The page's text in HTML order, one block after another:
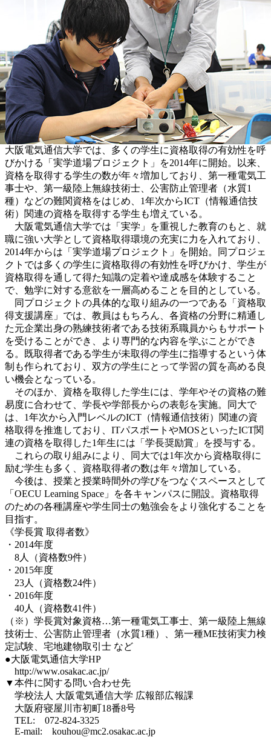
大阪電気通信大学では、多くの学生に資格取得の有効性を呼
びかける「実学道場プロジェクト」を2014年に開始。以来、
資格を取得する学生の数が年々増加しており、第一種電気工
事士や、第一級陸上無線技術士、公害防止管理者（水質1
種）などの難関資格をはじめ、1年次からICT（情報通信技
術）関連の資格を取得する学生も増えている。
大阪電気通信大学では「実学」を重視した教育のもと、就
職に強い大学として資格取得環境の充実に力を入れており、
2014年からは「実学道場プロジェクト」を開始。同プロジェ
クトでは多くの学生に資格取得の有効性を呼びかけ、学生が
資格取得を通して得た知識の定着や達成感を体験すること
で、勉学に対する意欲を一層高めることを目的としている。
同プロジェクトの具体的な取り組みの一つである「資格取
得支援講座」では、教員はもちろん、各資格の分野に精通し
た元企業出身の熟練技術者である技術系職員からもサポート
を受けることができ、より専門的な内容を学ぶことができ
る。既取得者である学生が未取得の学生に指導するという体
制も作られており、双方の学生にとって学習の質を高める良
い機会となっている。
そのほか、資格を取得した学生には、学年やその資格の難
易度に合わせて、学長や学部長からの表彰を実施。同大で
は、1年次から入門レベルのICT（情報通信技術）関連の資
格取得を推進しており、ITパスポートやMOSといったICT関
連の資格を取得した1年生には「学長奨励賞」を授与する。
これらの取り組みにより、同大では1年次から資格取得に
励む学生も多く、資格取得者の数は年々増加している。
今後は、授業と授業時間外の学びをつなぐスペースとして
「OECU Learning Space」を各キャンパスに開設。資格取得
のための各種講座や学生同士の勉強会をより強化することを
目指す。
《学長賞 取得者数》
・2014年度
8人（資格数9件）
・2015年度
23人（資格数24件）
・2016年度
40人（資格数41件）
（※）学長賞対象資格…第一種電気工事士、第一級陸上無線
技術士、公害防止管理者（水質1種）、第一種ME技術実力検
定試験、宅地建物取引士 など
●大阪電気通信大学HP
http://www.osakac.ac.jp/
▼本件に関する問い合わせ先
学校法人 大阪電気通信大学 広報部広報課
大阪府寝屋川市初町18番8号
TEL: 072-824-3325
E-mail: kouhou@mc2.osakac.ac.jp